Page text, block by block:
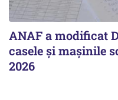
ANAF a modificat
casele și mașinile
2026